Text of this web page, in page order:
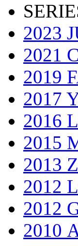
2023
2021
2019
2017
2016
2015
2013
2012
2012
2010